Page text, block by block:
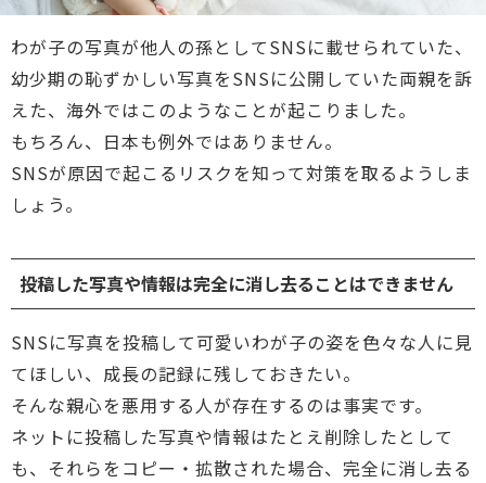
わが子の写真が他人の孫としてSNSに載せられていた、
幼少期の恥ずかしい写真をSNSに公開していた両親を訴
えた、海外ではこのようなことが起こりました。
もちろん、日本も例外ではありません。
SNSが原因で起こるリスクを知って対策を取るようしま
しょう。
投稿した写真や情報は完全に消し去ることはできません
SNSに写真を投稿して可愛いわが子の姿を色々な人に見
てほしい、成長の記録に残しておきたい。
そんな親心を悪用する人が存在するのは事実です。
ネットに投稿した写真や情報はたとえ削除したとして
も、それらをコピー・拡散された場合、完全に消し去る